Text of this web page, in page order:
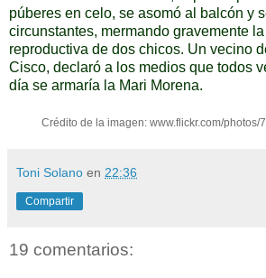
púberes en celo, se asomó al balcón y
circunstantes, mermando gravemente
reproductiva de dos chicos. Un vecino
Cisco, declaró a los medios que todos
día se armaría la Mari Morena.
Crédito de la imagen: www.flickr.com/
Toni Solano en 22:36
Compartir
19 comentarios: